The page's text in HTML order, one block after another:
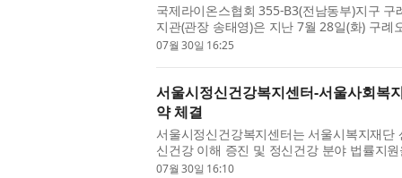
국제라이온스협회 355-B3(전남동부)지구
지관(관장 송태영)은 지난 7월 28일(화) 구
민 및 관광객들을 대상으로 ‘시원한 나...
07월 30일 16:25
서울시정신건강복지센터-서울사회복
약 체결
서울시정신건강복지센터는 서울시복지재
신건강 이해 증진 및 정신건강 분야 법률지
시복지재단에서 체결했다. 이번 협약은 정...
07월 30일 16:10